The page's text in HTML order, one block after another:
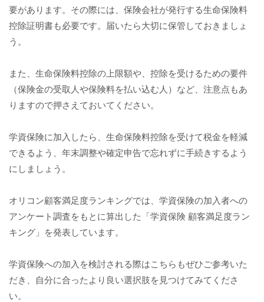
要があります。その際には、保険会社が発行する生命保険料
控除証明書も必要です。届いたら大切に保管しておきましょ
う。
また、生命保険料控除の上限額や、控除を受けるための要件
（保険金の受取人や保険料を払い込む人）など、注意点もあ
りますので押さえておいてください。
学資保険に加入したら、生命保険料控除を受けて税金を軽減
できるよう、年末調整や確定申告で忘れずに手続きするよう
にしましょう。
オリコン顧客満足度ランキングでは、学資保険の加入者への
アンケート調査をもとに算出した「学資保険 顧客満足度ラン
キング」を発表しています。
学資保険への加入を検討される際はこちらもぜひご参考いた
だき、自分に合ったより良い選択肢を見つけてみてくださ
い。